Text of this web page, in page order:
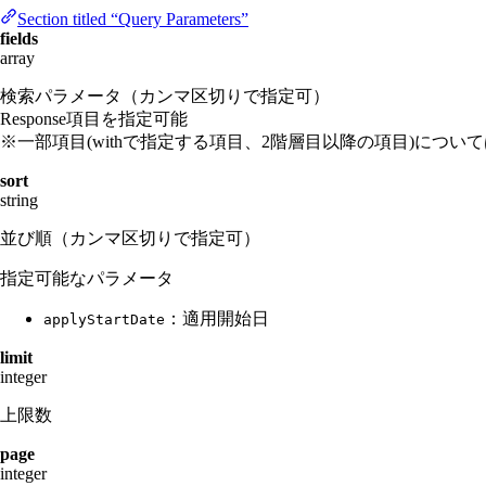
Section titled “Query Parameters”
fields
array
検索パラメータ（カンマ区切りで指定可）
Response項目を指定可能
※一部項目(withで指定する項目、2階層目以降の項目)につい
sort
string
並び順（カンマ区切りで指定可）
指定可能なパラメータ
applyStartDate ：適用開始日
limit
integer
上限数
page
integer